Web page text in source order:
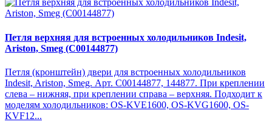
Петля верхняя для встроенных холодильников Indesit,
Ariston, Smeg (C00144877)
Петля (кронштейн) двери для встроенных холодильников
Indesit, Ariston, Smeg. Арт. C00144877, 144877. При креплении
слева – нижняя, при креплении справа – верхняя. Подходит к
моделям холодильников: OS-KVE1600, OS-KVG1600, OS-
KVF12...